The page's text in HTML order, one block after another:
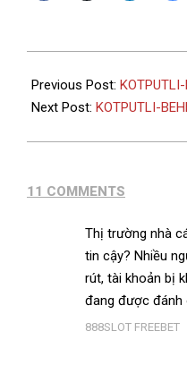
Previous Post: KOTPUTLI-
Next Post: KOTPUTLI-
11 COMMENTS
Thị trường nhà
tin cậy? Nhiều
rút, tài khoản bị
đang được đánh
888SLOT FREEBET